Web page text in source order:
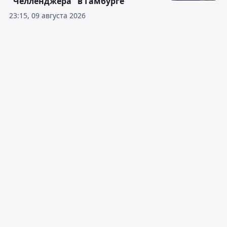
23:15, 09 августа 2026